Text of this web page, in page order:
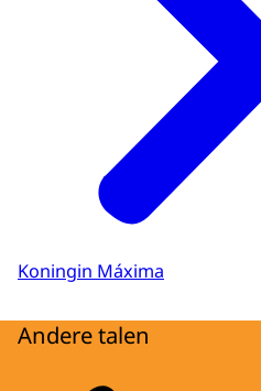
Koningin Máxima
Andere talen